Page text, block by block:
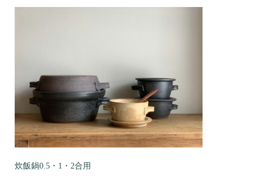
炊飯鍋0.5・1・2合用